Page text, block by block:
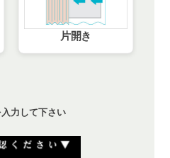
片開き
力して下さい